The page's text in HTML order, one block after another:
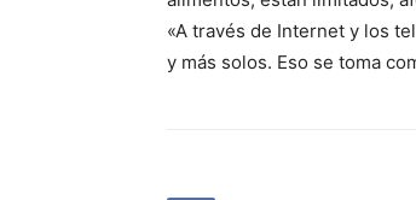
«A través de Internet y los
y más solos. Eso se toma